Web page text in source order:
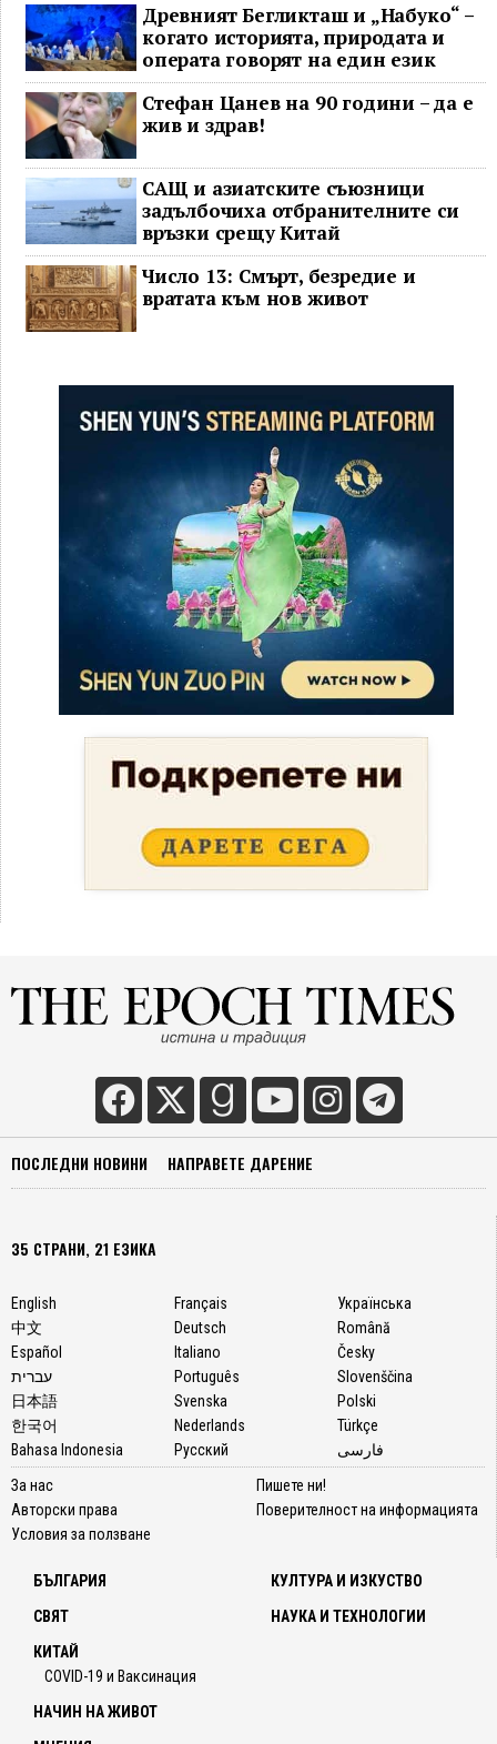
Древният Бегликташ и „Набуко“ –
когато историята, природата и
операта говорят на един език
Стефан Цанев на 90 години – да е
жив и здрав!
САЩ и азиатските съюзници
задълбочиха отбранителните си
връзки срещу Китай
Число 13: Смърт, безредие и
вратата към нов живот
ПОСЛЕДНИ НОВИНИ НАПРАВЕТЕ ДАРЕНИЕ
35 СТРАНИ, 21 ЕЗИКА
English
中文
Español
עברית
日本語
한국어
Bahasa Indonesia
Français
Deutsch
Italiano
Português
Svenska
Nederlands
Русский
Українська
Română
Česky
Slovenščina
Polski
Türkçe
فارسی
За нас
Авторски права
Условия за ползване
Пишете ни!
Поверителност на информацията
БЪЛГАРИЯ
СВЯТ
КИТАЙ
COVID-19 и Ваксинация
КУЛТУРА И ИЗКУСТВО
НАУКА И ТЕХНОЛОГИИ
НАЧИН НА ЖИВОТ